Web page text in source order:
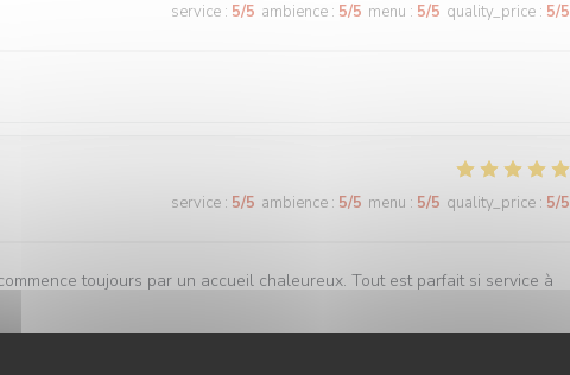
service : 5/5 ambience : 5/5 menu : 5/5 quality_price : 5/5
service : 5/5 ambience : 5/5 menu : 5/5 quality_price : 5/5
toujours par un accueil chaleureux. Tout est parfait si service à